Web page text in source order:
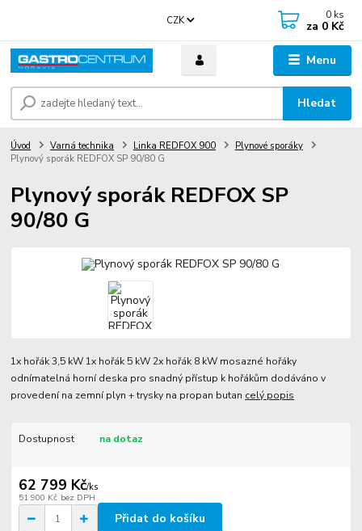
Menu
CZK
Hledat
0 ks
za 0 Kč
Úvod Varná technika Linka REDFOX 900
Plynové sporáky
Plynový sporák REDFOX SP 90/80 G
Plynový sporák REDFOX SP
90/80 G
1x hořák 3,5 kW 1x hořák 5 kW 2x hořák 8 kW mosazné hořáky
odnímatelná horní deska pro snadný přístup k hořákům dodáváno v
provedení na zemní plyn + trysky na propan butan celý popis
Dostupnost na dotaz
62 799 Kč/ks
51 900 Kč bez DPH
Přidat do košíku